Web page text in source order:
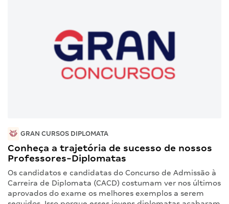
GRAN CURSOS DIPLOMATA
Conheça a trajetória de sucesso de nossos
Professores-Diplomatas
Os candidatos e candidatas do Concurso de Admissão à
Carreira de Diplomata (CACD) costumam ver nos últimos
aprovados do exame os melhores exemplos a serem